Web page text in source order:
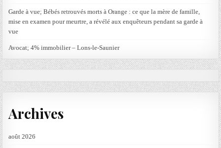
Garde à vue; Bébés retrouvés morts à Orange : ce que la mère de famille,
mise en examen pour meurtre, a révélé aux enquêteurs pendant sa garde à
vue
Avocat; 4% immobilier – Lons-le-Saunier
Archives
août 2026